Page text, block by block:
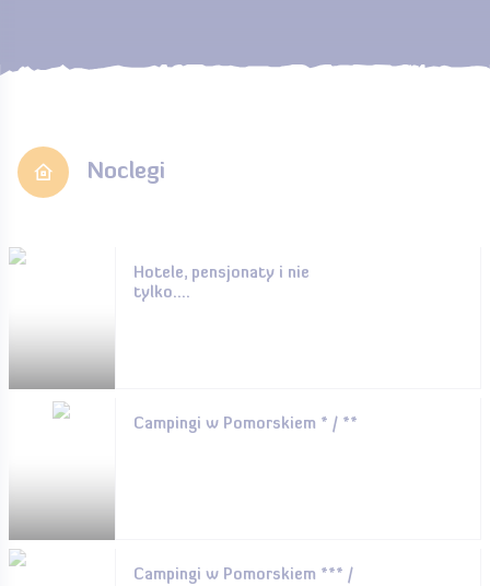
Noclegi
Hotele, pensjonaty i nie
tylko....
Campingi w Pomorskiem * / **
Campingi w Pomorskiem *** /